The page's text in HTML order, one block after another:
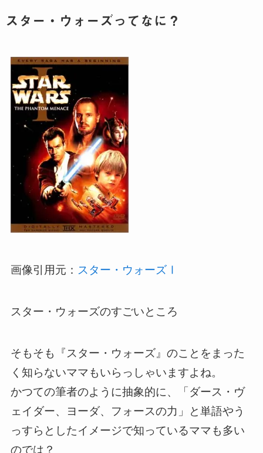
スター・ウォーズってなに？
画像引用元： スター・ウォーズⅠ
スター・ウォーズのすごいところ
そもそも『スター・ウォーズ』のことをまった
く知らないママもいらっしゃいますよね。
かつての筆者のように抽象的に、「ダース・ヴ
ェイダー、ヨーダ、フォースの力」と単語やう
っすらとしたイメージで知っているママも多い
のでは？